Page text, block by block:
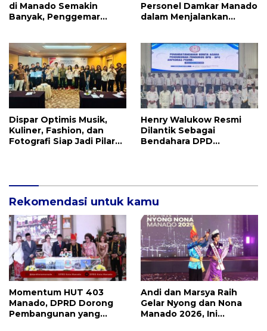
di Manado Semakin
Banyak, Penggemar
Personel Damkar Manado
dalam Menjalankan
Dispar Optimis Musik,
Kuliner, Fashion, dan
Fotografi Siap Jadi Pilar
Henry Walukow Resmi
Dilantik Sebagai
Bendahara DPD
Rekomendasi untuk kamu
Momentum HUT 403
Manado, DPRD Dorong
Pembangunan yang
Andi dan Marsya Raih
Gelar Nyong dan Nona
Manado 2026, Ini